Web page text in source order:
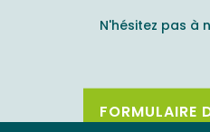
N'hésitez pas à
FORMULAIRE